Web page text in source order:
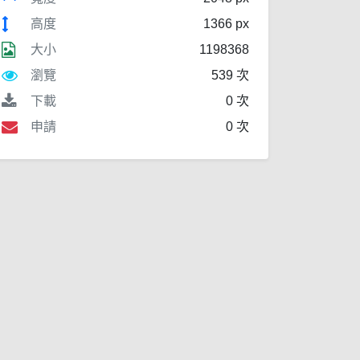
高度
1366 px
大小
1198368
瀏覽
539 次
下載
0 次
申請
0 次